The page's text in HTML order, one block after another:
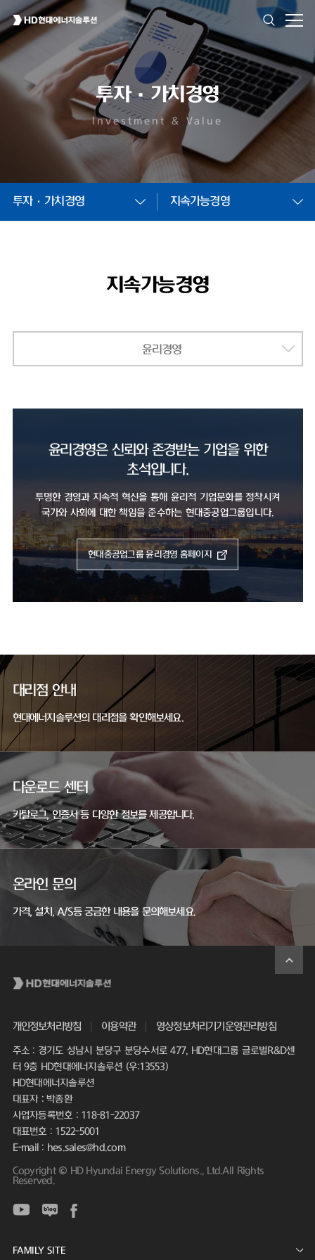
투자·가치경영
Investment & Value
투자·가치경영 지속가능경영
지속가능경영
윤리경영
윤리경영은 신뢰와 존경받는 기업을 위한
초석입니다.
투명한 경영과 지속적 혁신을 통해 윤리적 기업문화를 정착시켜
국가와 사회에 대한 책임을 준수하는 현대중공업그룹입니다.
현대중공업그룹 윤리경영 홈페이지
대리점 안내
현대에너지솔루션의 대리점을 확인해보세요.
다운로드 센터
카탈로그, 인증서 등 다양한 정보를 제공합니다.
온라인 문의
가격, 설치, A/S등 궁금한 내용을 문의해보세요.
개인정보처리방침 이용약관 영상정보처리기기운영관리방침
주소 : 경기도 성남시 분당구 분당수서로 477, HD현대그룹 글로벌R&D센
터 9층 HD현대에너지솔루션 (우:13553)
HD현대에너지솔루션
대표자 : 박종환
사업자등록번호 : 118-81-22037
대표번호 : 1522-5001
E-mail : hes.sales@hd.com
Copyright © HD Hyundai Energy Solutions., Ltd.All Rights
Reserved.